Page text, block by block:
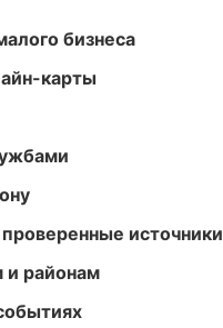
бизнеса
карты
источники
и районам